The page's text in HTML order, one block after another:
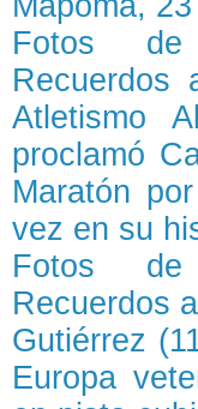
Fotos de
Recuerdos
Atletismo
proclamó
Maratón
vez en su
Fotos de
Recuerdos
Gutiérrez
Europa